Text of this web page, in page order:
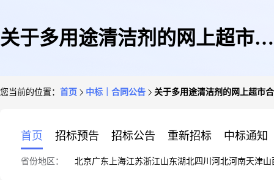
关于多用途清洁剂的网上超市合
您当前的位置： 首页 中标｜合同公告 关于多用途清洁剂的网上超市
首页 招标预告 招标公告 重新招标 中标通知
省份地区： 北京广东 上海江苏浙江山东湖北四川 河北河南天津山